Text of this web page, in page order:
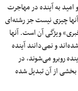
به آینده در مهاجرت
چیزی نیست جز رشته‌ای
ویژگی آن است. آنها
و نمی‌دانند آینده
روبرو می‌شوند، در
از آن تبدیل شده